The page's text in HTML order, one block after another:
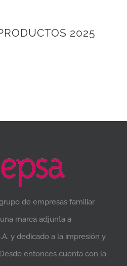
2025
de empresas familiar
marca adjunta a
y dedicado a la impresión y
entonces cuenta con la